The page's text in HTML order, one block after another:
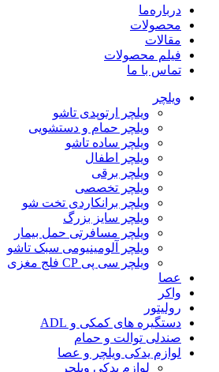
درباره‌ما
محصولات
مقالات
فیلم محصولات
تماس با ما
ویلچر
ویلچر ارتوپدی تاشو
ویلچر حمام و دستشویی
ویلچر ساده تاشو
ویلچر اطفال
ویلچر برقی
ویلچر تخصصی
ویلچر برانکاردی تخت شو
ویلچر سایز بزرگ
ویلچر مسافرتی حمل بیمار
ویلچر آلومینیومی سبک تاشو
ویلچر سی پی CP فلج مغزی
عصا
واکر
رولیتور
دستگیره های کمکی و ADL
صندلی توالت و حمام
لوازم یدکی ویلچر و عصا
لوازم یدکی ویلچر